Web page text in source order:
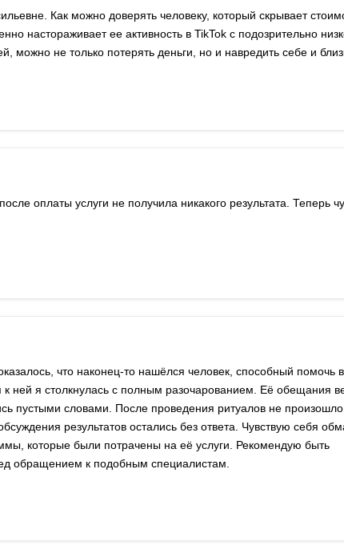
Как можно доверять человеку, который скрывает
настораживает ее активность в TikTok с подозрительно
можно не только потерять деньги, но и навредить себе и
оплаты услуги не получила никакого результата. Теперь
что наконец-то нашёлся человек, способный помочь в
ней я столкнулась с полным разочарованием. Её обещания
пустыми словами. После проведения ритуалов не произошло
результатов остались без ответа. Чувствую себя
которые были потрачены на её услуги. Рекомендую быть
обращением к подобным специалистам.